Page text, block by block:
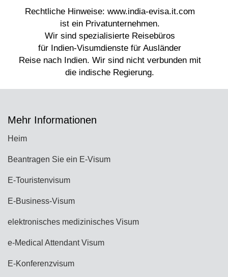
Mehr Informationen
Heim
Beantragen Sie ein E-Visum
E-Touristenvisum
E-Business-Visum
elektronisches medizinisches Visum
e-Medical Attendant Visum
E-Konferenzvisum